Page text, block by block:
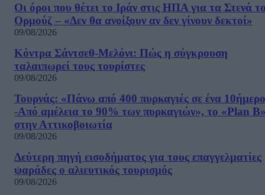
Οι όροι που θέτει το Ιράν στις ΗΠΑ για τα Στενά
Ορμούζ – «Δεν θα ανοίξουν αν δεν γίνουν δεκτοί»
09/08/2026
Κόντρα Σάντσεθ-Μελόνι: Πώς η σύγκρουση
ταλαιπωρεί τους τουρίστες
09/08/2026
Τουρνάς: «Πάνω από 400 πυρκαγιές σε ένα 10ήμερο
-Από αμέλεια το 90% των πυρκαγιών», το «Plan
στην Αττικοβοιωτία
09/08/2026
Δεύτερη πηγή εισοδήματος για τους επαγγελματίες
ψαράδες ο αλιευτικός τουρισμός
09/08/2026